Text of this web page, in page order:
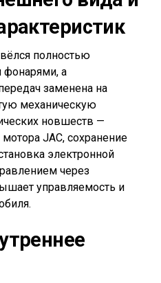
полностью
а
заменена на
механическую
новшеств —
JAC, сохранение
электронной
через
управляемость и